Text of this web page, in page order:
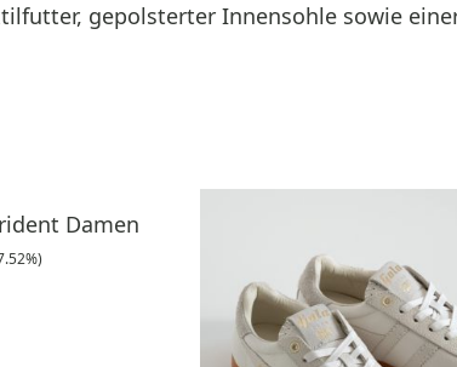
gepolsterter Innensohle sowie
Damen